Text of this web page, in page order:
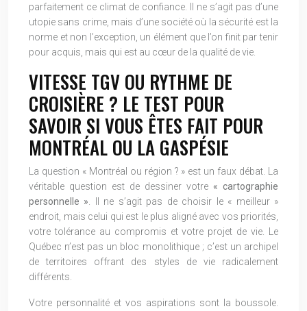
parfaitement ce climat de confiance. Il ne s’agit pas d’une
utopie sans crime, mais d’une société où la sécurité est la
norme et non l’exception, un élément que l’on finit par tenir
pour acquis, mais qui est au cœur de la qualité de vie.
VITESSE TGV OU RYTHME DE
CROISIÈRE ? LE TEST POUR
SAVOIR SI VOUS ÊTES FAIT POUR
MONTRÉAL OU LA GASPÉSIE
La question « Montréal ou région ? » est un faux débat. La
véritable question est de dessiner votre « cartographie
personnelle » . Il ne s’agit pas de choisir le « meilleur »
endroit, mais celui qui est le plus aligné avec vos priorités,
votre tolérance au compromis et votre projet de vie. Le
Québec n’est pas un bloc monolithique ; c’est un archipel
de territoires offrant des styles de vie radicalement
différents.
Votre personnalité et vos aspirations sont la boussole.